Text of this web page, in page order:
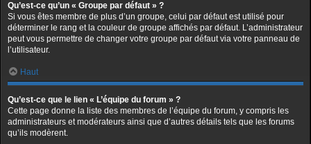
Qu’est-ce qu’un « Groupe par défaut » ?
Si vous êtes membre de plus d’un groupe, celui par défaut est utilisé pour
déterminer le rang et la couleur de groupe affichés par défaut. L’administrateur
peut vous permettre de changer votre groupe par défaut via votre panneau de
l’utilisateur.
Haut
Qu’est-ce que le lien « L’équipe du forum » ?
Cette page donne la liste des membres de l’équipe du forum, y compris les
administrateurs et modérateurs ainsi que d’autres détails tels que les forums
qu’ils modèrent.